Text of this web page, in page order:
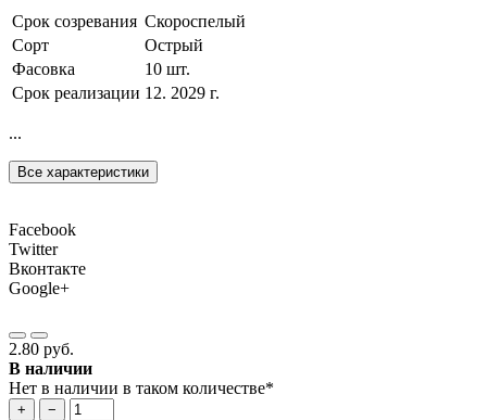
Срок созревания Скороспелый
Сорт
Острый
Фасовка
10 шт.
Срок реализации 12. 2029 г.
...
Все характеристики
Facebook
Twitter
Вконтакте
Google+
2.80 руб.
В наличии
Нет в наличии в таком количестве*
+
−